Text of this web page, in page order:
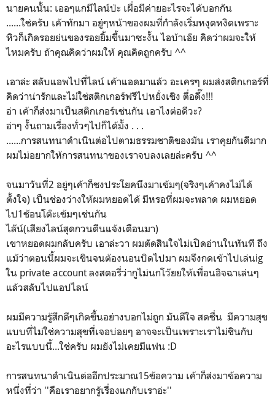
นายคนนั้น: เออๆแกมีไลน์ป่ะ เผื่อมีค่ายอะไรจะได้บอกกัน
......ใช่ครับ เค้าทักมา อยู่ๆหน้าของผมที่กำลังเริ่มหงุดหงิดเพราะ
หิวก็เกิดรอยย่นของรอยยิ้มขึ้นมาซะงั้น ไอบ้าเอ๊ย คิดว่าผมจะให้
ไหมครับ ถ้าคุณคิดว่าผมให้ คุณคิดถูกครับ ^^
เอาล่ะ สลับแอพไปที่ไลน์ เค้าแอดมาแล้ว อะเครๆ ผมส่งสติกเกอร์ที่
คิดว่าน่ารักและไม่ใช่สติกเกอร์ฟรีไปหยั่งเชิง ตื่อดึ๊ง!!!
อ่า เค้าก็ส่งมาเป็นสติกเกอร์เช่นกัน เอาไงต่อดีวะ?
อ่าๆ งั้นถามเรื่องทั่วๆไปก็ได้มั้ง . . .
......การสนทนาดำเนินต่อไปตามธรรมชาติของมัน เราคุยกันดีมาก
ผมไม่อยากให้การสนทนาของเราจบลงเลยล่ะครับ ^^
จนมาวันที่2 อยู่ๆเค้าก็ชงประโยคนึงมาเข้มๆ(จริงๆเค้าคงไม่ได้
ตั้งใจ) เป็นช่องว่างให้ผมหยอดได้ มีหรอที่ผมจะพลาด ผมหยอด
ไป1ช้อนโต๊ะเข้มๆเช่นกัน
ไล๊น์(เสียงไลน์สุดกวนตีนแจ้งเตือนมา)
เขาหยอดผมกลับครับ เอาล่ะวา ผมตัดสินใจไม่เปิดอ่านในทันที ถึง
แม้ว่าตอนนี้ผมจะเขินจนต้องนอนบิดไปมา ผมจึงกดเข้าไปเล่นig
ใน private account ลงสตอรี่ว่ากูไม่นกโว๊ยยให้เพื่อนอิจฉาเล่นๆ
แล้วสลับไปแอปไลน์
ผมมีความรู้สึกดีๆเกิดขึ้นอย่างบอกไม่ถูก มันดีใจ สดชื่น มีความสุข
แบบที่ไม่ใช่ความสุขที่เจอบ่อยๆ อาจจะเป็นเพราะเราไม่ชินกับ
อะไรแบบนี้...ใช่ครับ ผมยังไม่เคยมีแฟน :D
การสนทนาดำเนินต่ออีกประมาณ15ข้อความ เค้าก็ส่งมาข้อความ
หนึ่งที่ว่า ''คือเราอยากรู้เรื่องแกกับเราอ่ะ''